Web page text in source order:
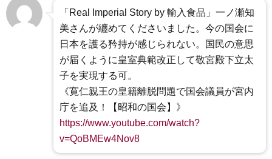
「Real Imperial Story by 輸入食品」一ノ瀬知
美さんが纏めてくださいました。今の国会に
日本を護る矜持が感じられない。国民の意思
が届くように皇室典範改正して敬宮殿下立太
子を実現する可。
《寛仁親王の皇籍離脱問題で国会議員が宮内
庁を追及！【昭和の国会】》
https://www.youtube.com/watch?
v=QoBMEw4Nov8